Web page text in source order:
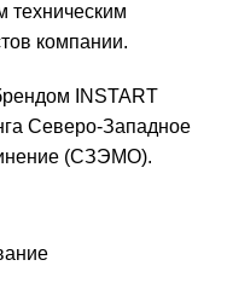
техническим
компании.
INSTART
Северо-Западное
(СЗЭМО).